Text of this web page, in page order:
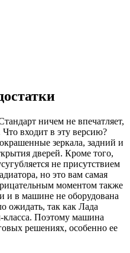
ничем не впечатляет,
входит в эту версию?
зеркала, задний и
дверей. Кроме того,
не присутствием
но это вам самая
моментом также
и в машине не оборудована
ожидать, так как Лада
класса. Поэтому машина
решениях, особенно ее